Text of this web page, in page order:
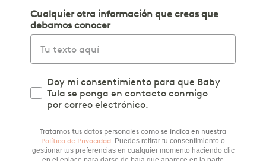
Cualquier otra información que creas que
debamos conocer
Doy mi consentimiento para que Baby
Tula se ponga en contacto conmigo
por correo electrónico.
Tratamos tus datos personales como se indica en nuestra
Política de Privacidad. Puedes retirar tu consentimiento o
gestionar tus preferencias en cualquier momento haciendo clic